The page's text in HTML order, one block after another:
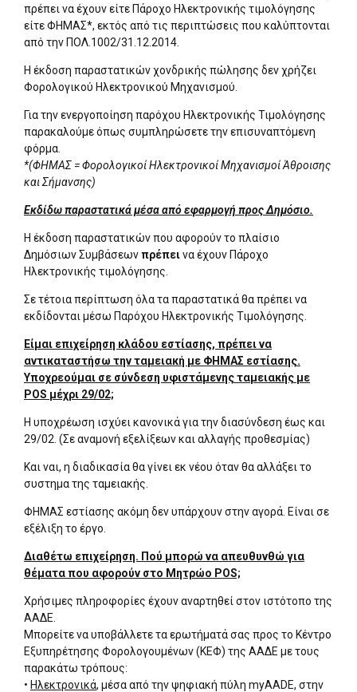
πρέπει να έχουν είτε Πάροχο Ηλεκτρονικής τιμολόγησης
είτε ΦΗΜΑΣ*, εκτός από τις περιπτώσεις που καλύπτονται
από την ΠΟΛ.1002/31.12.2014.
Η έκδοση παραστατικών χονδρικής πώλησης δεν χρήζει
Φορολογικού Ηλεκτρονικού Μηχανισμού.
Για την ενεργοποίηση παρόχου Ηλεκτρονικής Τιμολόγησης
παρακαλούμε όπως συμπληρώσετε την επισυναπτόμενη
φόρμα.
*(ΦΗΜΑΣ = Φορολογικοί Ηλεκτρονικοί Μηχανισμοί Άθροισης
και Σήμανσης)
Εκδίδω παραστατικά μέσα από εφαρμογή προς Δημόσιο.
Η έκδοση παραστατικών που αφορούν το πλαίσιο
Δημόσιων Συμβάσεωνπρέπεινα έχουν Πάροχο
Ηλεκτρονικής τιμολόγησης.
Σε τέτοια περίπτωση όλα τα παραστατικά θα πρέπει να
εκδίδονται μέσω Παρόχου Ηλεκτρονικής Τιμολόγησης.
Είμαι επιχείρηση κλάδου εστίασης, πρέπει να
αντικαταστήσω την ταμειακή με ΦΗΜΑΣ εστίασης.
Υποχρεούμαι σε σύνδεση υφιστάμενης ταμειακής με
POS μέχρι 29/02;
Η υποχρέωση ισχύει κανονικά για την διασύνδεση έως και
29/02. (Σε αναμονή εξελίξεων και αλλαγής προθεσμίας)
Και ναι, η διαδικασία θα γίνει εκ νέου όταν θα αλλάξει το
συστημα της ταμειακής.
ΦΗΜΑΣ εστίασης ακόμη δεν υπάρχουν στην αγορά. Είναι σε
εξέλιξη το έργο.
Διαθέτω επιχείρηση. Πού μπορώ να απευθυνθώ για
θέματα που αφορούν στο Μητρώο POS;
Χρήσιμες πληροφορίες έχουν αναρτηθεί στον ιστότοπο της
ΑΑΔΕ.
Μπορείτε να υποβάλλετε τα ερωτήματά σας προς το Κέντρο
Εξυπηρέτησης Φορολογουμένων (ΚΕΦ) της ΑΑΔΕ με τους
παρακάτω τρόπους:
• Ηλεκτρονικά, μέσα από την ψηφιακή πύλη myAADE, στην